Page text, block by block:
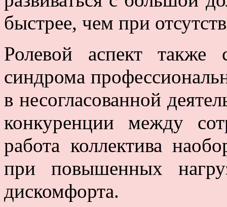
быстрее, чем при
Ролевой аспект также
синдрома
в несогласованной
конкуренции между
работа коллектива
при повышенных
дискомфорта.